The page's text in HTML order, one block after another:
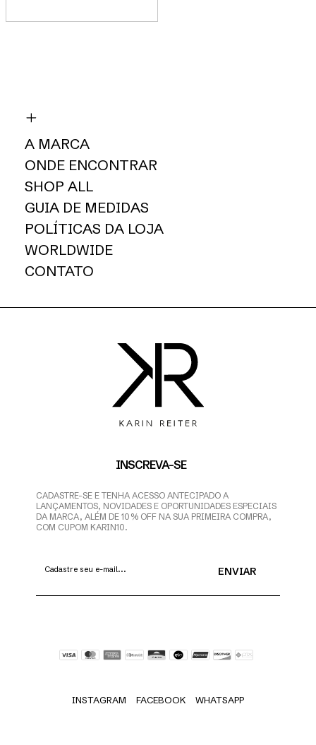
A MARCA
ONDE ENCONTRAR
SHOP ALL
GUIA DE MEDIDAS
POLÍTICAS DA LOJA
WORLDWIDE
CONTATO
INSCREVA-SE
CADASTRE-SE E TENHA ACESSO ANTECIPADO A
LANÇAMENTOS, NOVIDADES E OPORTUNIDADES ESPECIAIS
DA MARCA, ALÉM DE 10% OFF NA SUA PRIMEIRA COMPRA,
COM CUPOM KARIN10.
INSTAGRAM FACEBOOK WHATSAPP